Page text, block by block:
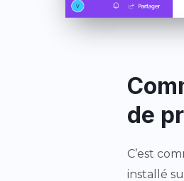
de
C’est
installé